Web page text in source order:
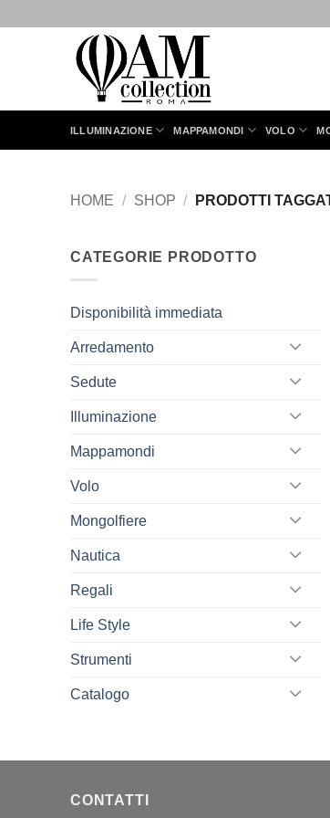
ILLUMINAZIONE MAPPAMONDI VOLO
HOME / SHOP / PRODOTTI
CATEGORIE PRODOTTO
Disponibilità immediata
Arredamento
Sedute
Illuminazione
Mappamondi
Volo
Mongolfiere
Nautica
Regali
Life Style
Strumenti
Catalogo
CONTATTI